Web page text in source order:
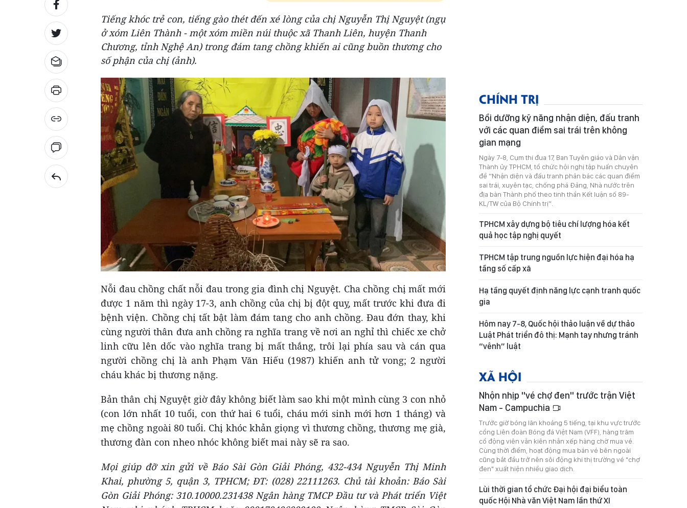
Tiếng khóc trẻ con, tiếng gào thét đến xé lòng của chị Nguyễn Thị Nguyệt (ngụ
ở xóm Liên Thành - một xóm miền núi thuộc xã Thanh Liên, huyện Thanh
Chương, tỉnh Nghệ An) trong đám tang chồng khiến ai cũng buồn thương cho
số phận của chị (ảnh).
Nỗi đau chồng chất nỗi đau trong gia đình chị Nguyệt. Cha chồng chị mất mới
được 1 năm thì ngày 17-3, anh chồng của chị bị đột quỵ, mất trước khi đưa đi
bệnh viện. Chồng chị tất bật làm đám tang cho anh chồng. Đau đớn thay, khi
cùng người thân đưa anh chồng ra nghĩa trang về nơi an nghỉ thì chiếc xe chở
linh cữu lên dốc vào nghĩa trang bị mất thắng, trôi lại phía sau và cán qua
người chồng chị là anh Phạm Văn Hiếu (1987) khiến anh tử vong; 2 người
cháu khác bị thương nặng.
Bản thân chị Nguyệt giờ đây không biết làm sao khi một mình cùng 3 con nhỏ
(con lớn nhất 10 tuổi, con thứ hai 6 tuổi, cháu mới sinh mới hơn 1 tháng) và
mẹ chồng ngoài 80 tuổi. Chị khóc khản giọng vì thương chồng, thương mẹ già,
thương đàn con nheo nhóc không biết mai này sẽ ra sao.
Mọi giúp đỡ xin gửi về Báo Sài Gòn Giải Phóng, 432-434 Nguyễn Thị Minh
Khai, phường 5, quận 3, TPHCM; ĐT: (028) 22111263. Chủ tài khoản: Báo Sài
Gòn Giải Phóng: 310.10000.231438 Ngân hàng TMCP Đầu tư và Phát triển Việt
CHÍNH TRỊ
Bồi dưỡng kỹ năng nhận diện, đấu tranh
với các quan điểm sai trái trên không
gian mạng
Ngày 7-8, Cụm thi đua 17, Ban Tuyên giáo và Dân vận
Thành ủy TPHCM, tổ chức hội nghị tập huấn chuyên
đề “Nhận diện và đấu tranh phản bác các quan điểm
sai trái, xuyên tạc, chống phá Đảng, Nhà nước trên
địa bàn Thành phố theo tinh thần Kết luận số 89-
KL/TW của Bộ Chính trị”.
TPHCM xây dựng bộ tiêu chí lượng hóa kết
quả học tập nghị quyết
TPHCM tập trung nguồn lực hiện đại hóa hạ
tầng số cấp xã
Hạ tầng quyết định năng lực cạnh tranh quốc
gia
Hôm nay 7-8, Quốc hội thảo luận về dự thảo
Luật Phát triển đô thị: Mạnh tay nhưng tránh
“vênh” luật
XÃ HỘI
Nhộn nhịp "vé chợ đen" trước trận Việt
Nam - Campuchia
Trước giờ bóng lăn khoảng 5 tiếng, tại khu vực trước
cổng Liên đoàn Bóng đá Việt Nam (VFF), hàng trăm
cổ động viên vẫn kiên nhẫn xếp hàng chờ mua vé.
Cùng thời điểm, hoạt động mua bán vé bên ngoài
cũng bắt đầu trở nên sôi động khi thị trường vé "chợ
đen" xuất hiện nhiều giao dịch.
Lùi thời gian tổ chức Đại hội đại biểu toàn
quốc Hội Nhà văn Việt Nam lần thứ XI